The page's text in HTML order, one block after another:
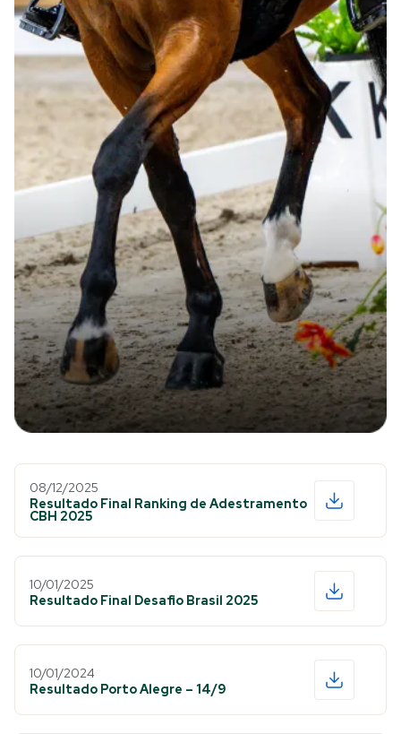
08/12/2025
Resultado Final Ranking de Adestramento
CBH 2025
10/01/2025
Resultado Final Desafio Brasil 2025
10/01/2024
Resultado Porto Alegre – 14/9